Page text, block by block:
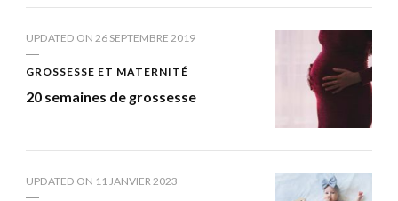
UPDATED ON 26 SEPTEMBRE 2019
GROSSESSE ET MATERNITÉ
20 semaines de grossesse
UPDATED ON 11 JANVIER 2023